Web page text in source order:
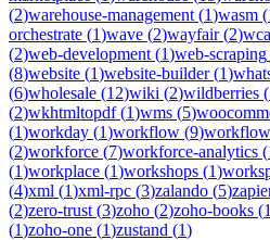
(2)warehouse-management (1)wasm (
orchestrate (1)wave (2)wayfair(2)
(2)web-development (1)web-scraping
(8)website (1)website-builder(1)
(6)wholesale (12)wiki (2)wildberries (
(2)wkhtmltopdf(1)wms (5)
(1)workday (1)workflow (9)
(2)workforce (7)workforce-analytics (
(1)workplace (1)workshops (1)
(4)xml (1)xml-rpc (3)zalando (5)
(2)zero-trust (3)zoho (2)zoho-books (1
(1)zoho-one (1)zustand (1)